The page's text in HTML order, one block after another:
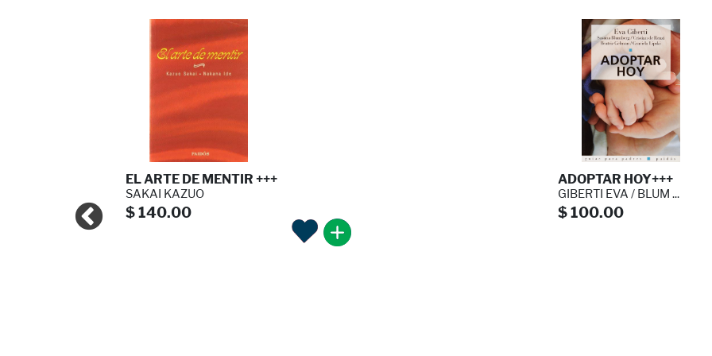
EL ARTE DE MENTIR +++
SAKAI KAZUO
$ 140.00
ADOPTAR HOY+++
GIBERTI EVA / BLUM ...
$ 100.00